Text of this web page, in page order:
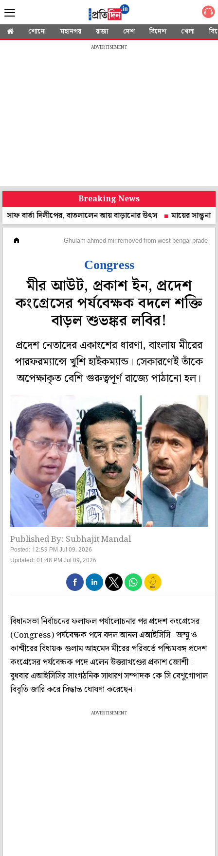
শোনো মহানগর রাজ্য দেশ বিদেশ খেলা
ADVERTISEMENT
Breaking News
দিলীপের, বাতলালেন আয় বাড়ানোর উৎস
মায়ের সান্ত্বনাতেও হল
Ghulam ahmed mir removed from west bengal pradesh
Congress
মীর আউট, প্রকাশ ইন, প্রদেশ
কংগ্রেসের পর্যবেক্ষক বদলে শক্তি
বাড়ল শুভঙ্কর লবির!
প্রদেশ নেতাদের একাংশের ধারণা, বাংলায় মীরের
পারফরম্যান্সে খুশি হাইকম্যান্ড। সেকারণেই তাঁকে
অপেক্ষাকৃত বেশি গুরুত্বপূর্ণ রাজ্যে পাঠানো হল।
Published By: Subhajit Mandal
Posted: 12:59 PM Jul 09, 2026
Updated: 01:48 PM Jul 09, 2026
বিধানসভা নির্বাচনের ফলাফল পর্যালোচনার পর প্রদেশ কংগ্রেসের
(Congress) পর্যবেক্ষক পদে বদল আনল এআইসিসি। জম্মু ও
কাশ্মীরের বিধায়ক গুলাম আহমেদ মীরের পরিবর্তে পশ্চিমবঙ্গ প্রদেশ
কংগ্রেসের পর্যবেক্ষক পদে এলেন উত্তরাখণ্ডের প্রকাশ জোশী।
বুধবার এআইসিসির সাংগঠনিক সাধারণ সম্পাদক কে সি বেণুগোপাল
বিবৃতি জারি করে সিদ্ধান্ত ঘোষণা করেছেন।
ADVERTISEMENT